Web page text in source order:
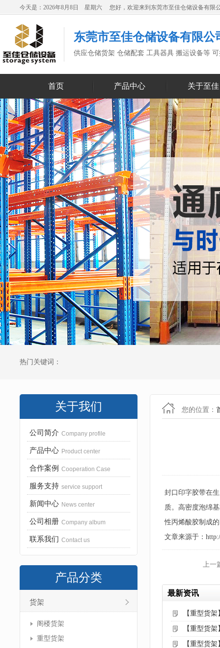
今天是：2026年8月8日 星期六 您好，欢迎来到东莞市至佳仓储设备有限
东莞市至佳仓储设备有限公
供应仓储货架 仓储配套 工具器具 搬运设备等
首页 产品中心 关于至佳
热门关键词：
关于我们
公司简介 Company profile
产品中心 Product center
合作案例 Cooperation Case
服务支持 service support
新闻中心 News center
公司相册 Company album
联系我们 Contact us
产品分类
货架
阁楼货架
重型货架
您的位置：
封口印字胶带在
质。高密度泡绵
性丙烯酸胶制成
文章来源于：
上一
最新资讯
【重型货
【重型货
【重型货